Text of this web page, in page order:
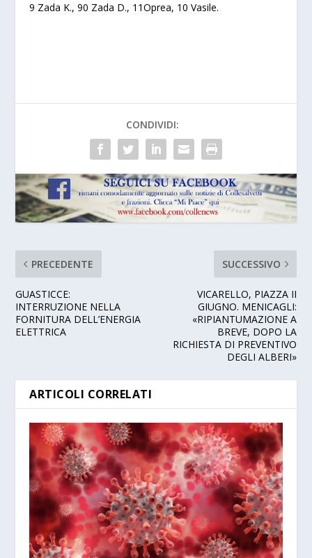
9 Zada K., 90 Zada D., 11Oprea, 10 Vasile.
CONDIVIDI:
PRECEDENTE
GUASTICCE:
INTERRUZIONE NELLA
FORNITURA DELL’ENERGIA
ELETTRICA
SUCCESSIVO
VICARELLO, PIAZZA II
GIUGNO. MENICAGLI:
«RIPIANTUMAZIONE A
BREVE, DOPO LA
RICHIESTA DI PREVENTIVO
DEGLI ALBERI»
ARTICOLI CORRELATI